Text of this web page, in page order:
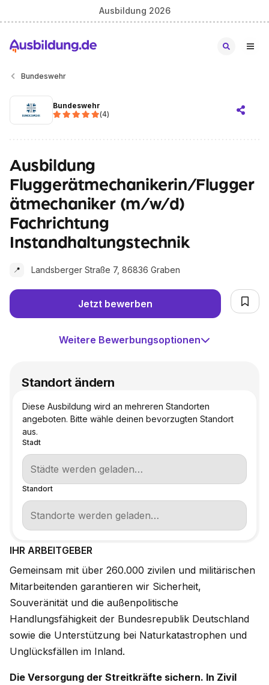
Ausbildung 2026
Bundeswehr
Bundeswehr
(4)
Ausbildung
Fluggerätmechanikerin/Flugger
ätmechaniker (m/w/d)
Fachrichtung
Instandhaltungstechnik
📍 Landsberger Straße 7, 86836 Graben
Jetzt bewerben
Weitere Bewerbungsoptionen
IHR ARBEITGEBER
Gemeinsam mit über 260.000 zivilen und militärischen
Mitarbeitenden garantieren wir Sicherheit,
Souveränität und die außenpolitische
Handlungsfähigkeit der Bundesrepublik Deutschland
sowie die Unterstützung bei Naturkatastrophen und
Unglücksfällen im Inland.
Die Versorgung der Streitkräfte sichern. In Zivil
Standort ändern
Diese Ausbildung wird an mehreren Standorten
angeboten. Bitte wähle deinen bevorzugten Standort
aus.
Stadt
Standort